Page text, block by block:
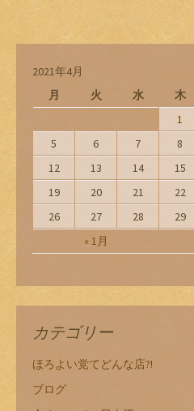
2021年4月
月
火 水 木
« 1月
1
5
6 7 8
12
13 14 15
19
20 21 22
26
27 28 29
カテゴリー
ほろよい党てどんな店?!
ブログ